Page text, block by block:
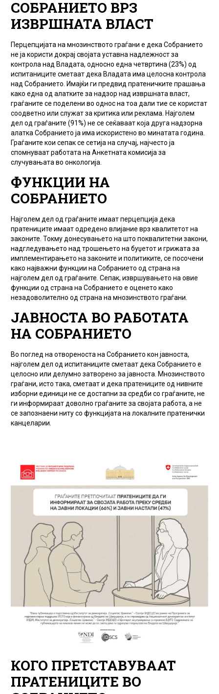
СОБРАНИЕТО ВРЗ
ИЗВРШНАТА ВЛАСТ
Перцепцијата на мнозинството граѓани е дека Собранието
не ја користи докрај својата уставна надлежност за
контрола над Владата, односно една четвртина (23%) од
испитаниците сметаат дека Владата има целосна контрола
над Собранието. Имајќи ги предвид пратеничките прашања
како една од алатките за надзор над извршната власт,
граѓаните се поделени во однос на тоа дали тие се користат
соодветно или служат за критика или реклама. Најголем
дел од граѓаните (91%) не се сеќаваат која друга надзорна
алатка Собранието ја има искористено во минатата година.
Граѓаните кои сепак се сетија на случај, најчесто ја
спомнуваат работата на Анкетната комисија за
случувањата во онкологија.
ФУНКЦИИ НА
СОБРАНИЕТО
Најголем дел од граѓаните имаат перцепција дека
пратениците имаат одредено влијание врз квалитетот на
законите. Токму донесувањето на што поквалитетни закони,
надгледувањето над трошењето на буџетот и грижата за
имплементирањето на законите и политиките, се посочени
како најважни функции на Собранието од страна на
најголем дел од граѓаните. Сепак, извршувањето на овие
функции од страна на Собранието е оценето како
незадоволително од страна на мнозинството граѓани.
ЈАВНОСТА ВО РАБОТАТА
НА СОБРАНИЕТО
Во поглед на отвореноста на Собранието кон јавноста,
најголем дел од испитаниците сметаат дека Собранието е
целосно или делумно затворено за јавноста. Мнозинството
граѓани, исто така, сметаат и дека пратениците од нивните
изборни единици не се достапни за средби со граѓаните, не
ги информираат доволно граѓаните за својата работа, а не
се запознаени ниту со функцијата на локалните пратенички
канцеларии.
КОГО ПРЕТСТАВУВААТ
ПРАТЕНИЦИТЕ ВО